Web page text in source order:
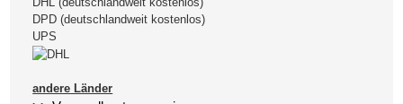
DPD (deutschlandweit kostenlos)
UPS
andere Länder